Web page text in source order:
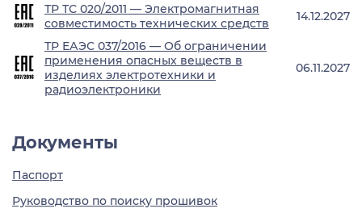
ТР ТС 020/2011 — Электромагнитная
совместимость технических средств
14.12.2027
ТР ЕАЭС 037/2016 — Об ограничении
применения опасных веществ в
изделиях электротехники и
радиоэлектроники
06.11.2027
Документы
Паспорт
Руководство по поиску прошивок